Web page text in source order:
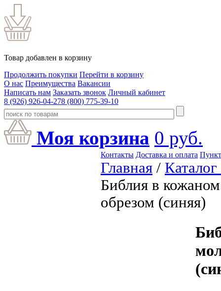
Товар добавлен в корзину
Продолжить покупки Перейти в корзину
О нас Преимущества Вакансии
Написать нам Заказать звонок Личный кабинет
8 (926) 926-04-278 (800) 775-39-10
Моя корзина 0 руб.
Контакты Доставка и оплата
Главная /
Библия в
обрезом (синяя)